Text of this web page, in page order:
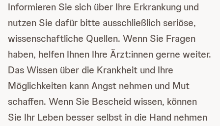
Informieren Sie sich über Ihre Erkrankung und
nutzen Sie dafür bitte ausschließlich seriöse,
wissenschaftliche Quellen. Wenn Sie Fragen
haben, helfen Ihnen Ihre Ärzt:innen gerne weiter.
Das Wissen über die Krankheit und Ihre
Möglichkeiten kann Angst nehmen und Mut
schaffen. Wenn Sie Bescheid wissen, können
Sie Ihr Leben besser selbst in die Hand nehmen